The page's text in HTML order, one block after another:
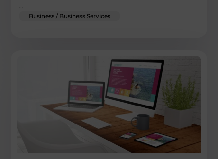
Business / Business Services